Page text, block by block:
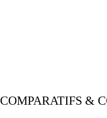
COMPARATIFS &